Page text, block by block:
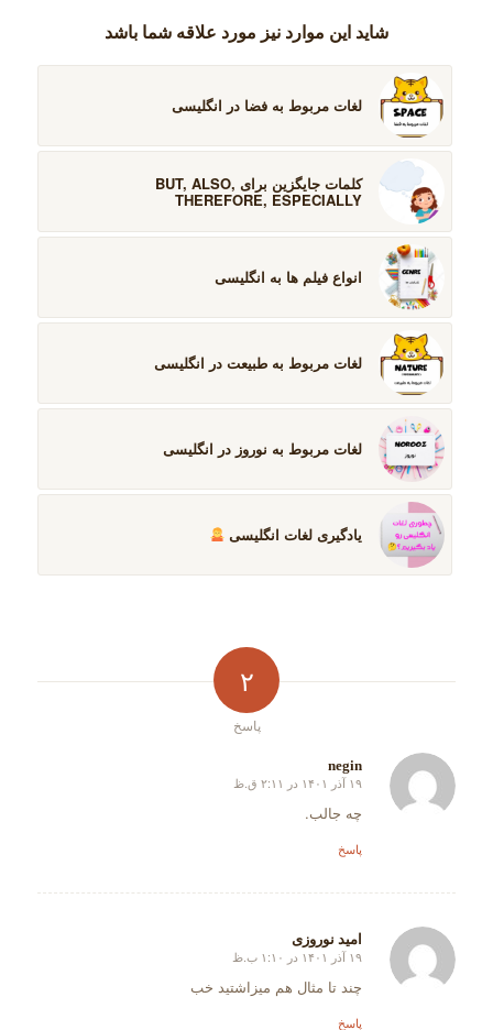
شاید این موارد نیز مورد علاقه شما باشد
لغات مربوط به فضا در انگلیسی
کلمات جایگزین برای BUT, ALSO,
THEREFORE, ESPECIALLY
انواع فیلم ها به انگلیسی
لغات مربوط به طبیعت در انگلیسی
لغات مربوط به نوروز در انگلیسی
یادگیری لغات انگلیسی
۲
پاسخ
negin
گفته:۱۹ آذر ۱۴۰۱ در ۲:۱۱ ق.ظ
چه جالب.
پاسخ
امید نوروزی
گفته:۱۹ آذر ۱۴۰۱ در ۱:۱۰ ب.ظ
چند تا مثال هم میزاشتید خب
پاسخ